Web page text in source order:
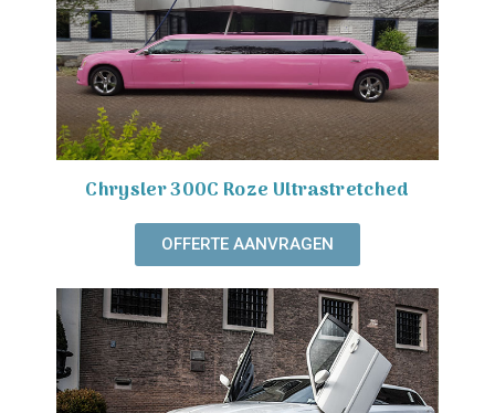
Chrysler 300C Roze Ultrastretched
OFFERTE AANVRAGEN